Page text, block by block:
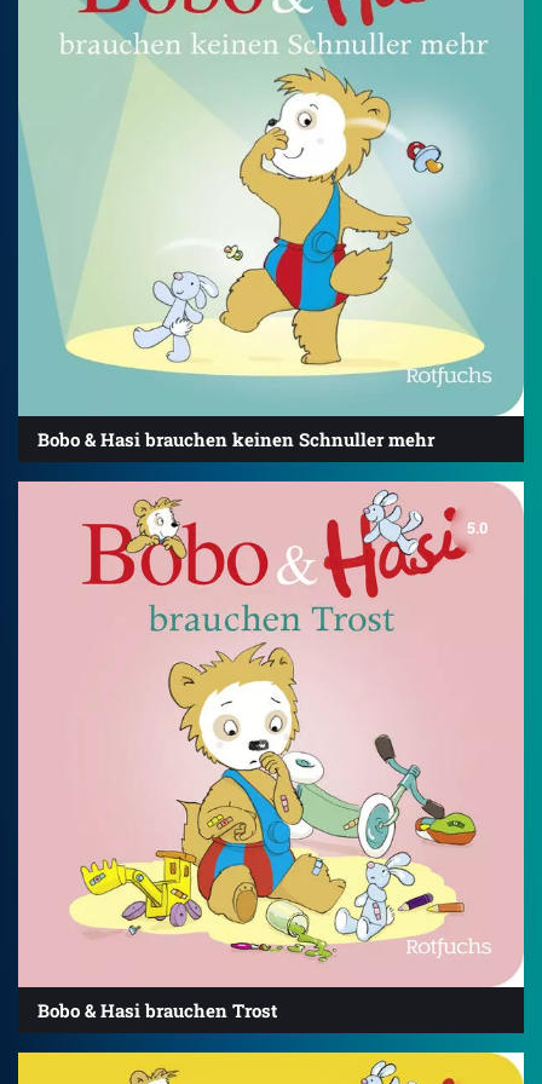
Bobo & Hasi brauchen keinen Schnuller mehr
5.0
Bobo & Hasi brauchen Trost